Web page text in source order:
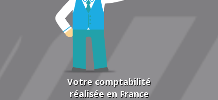
Votre comptabilité
réalisée en France